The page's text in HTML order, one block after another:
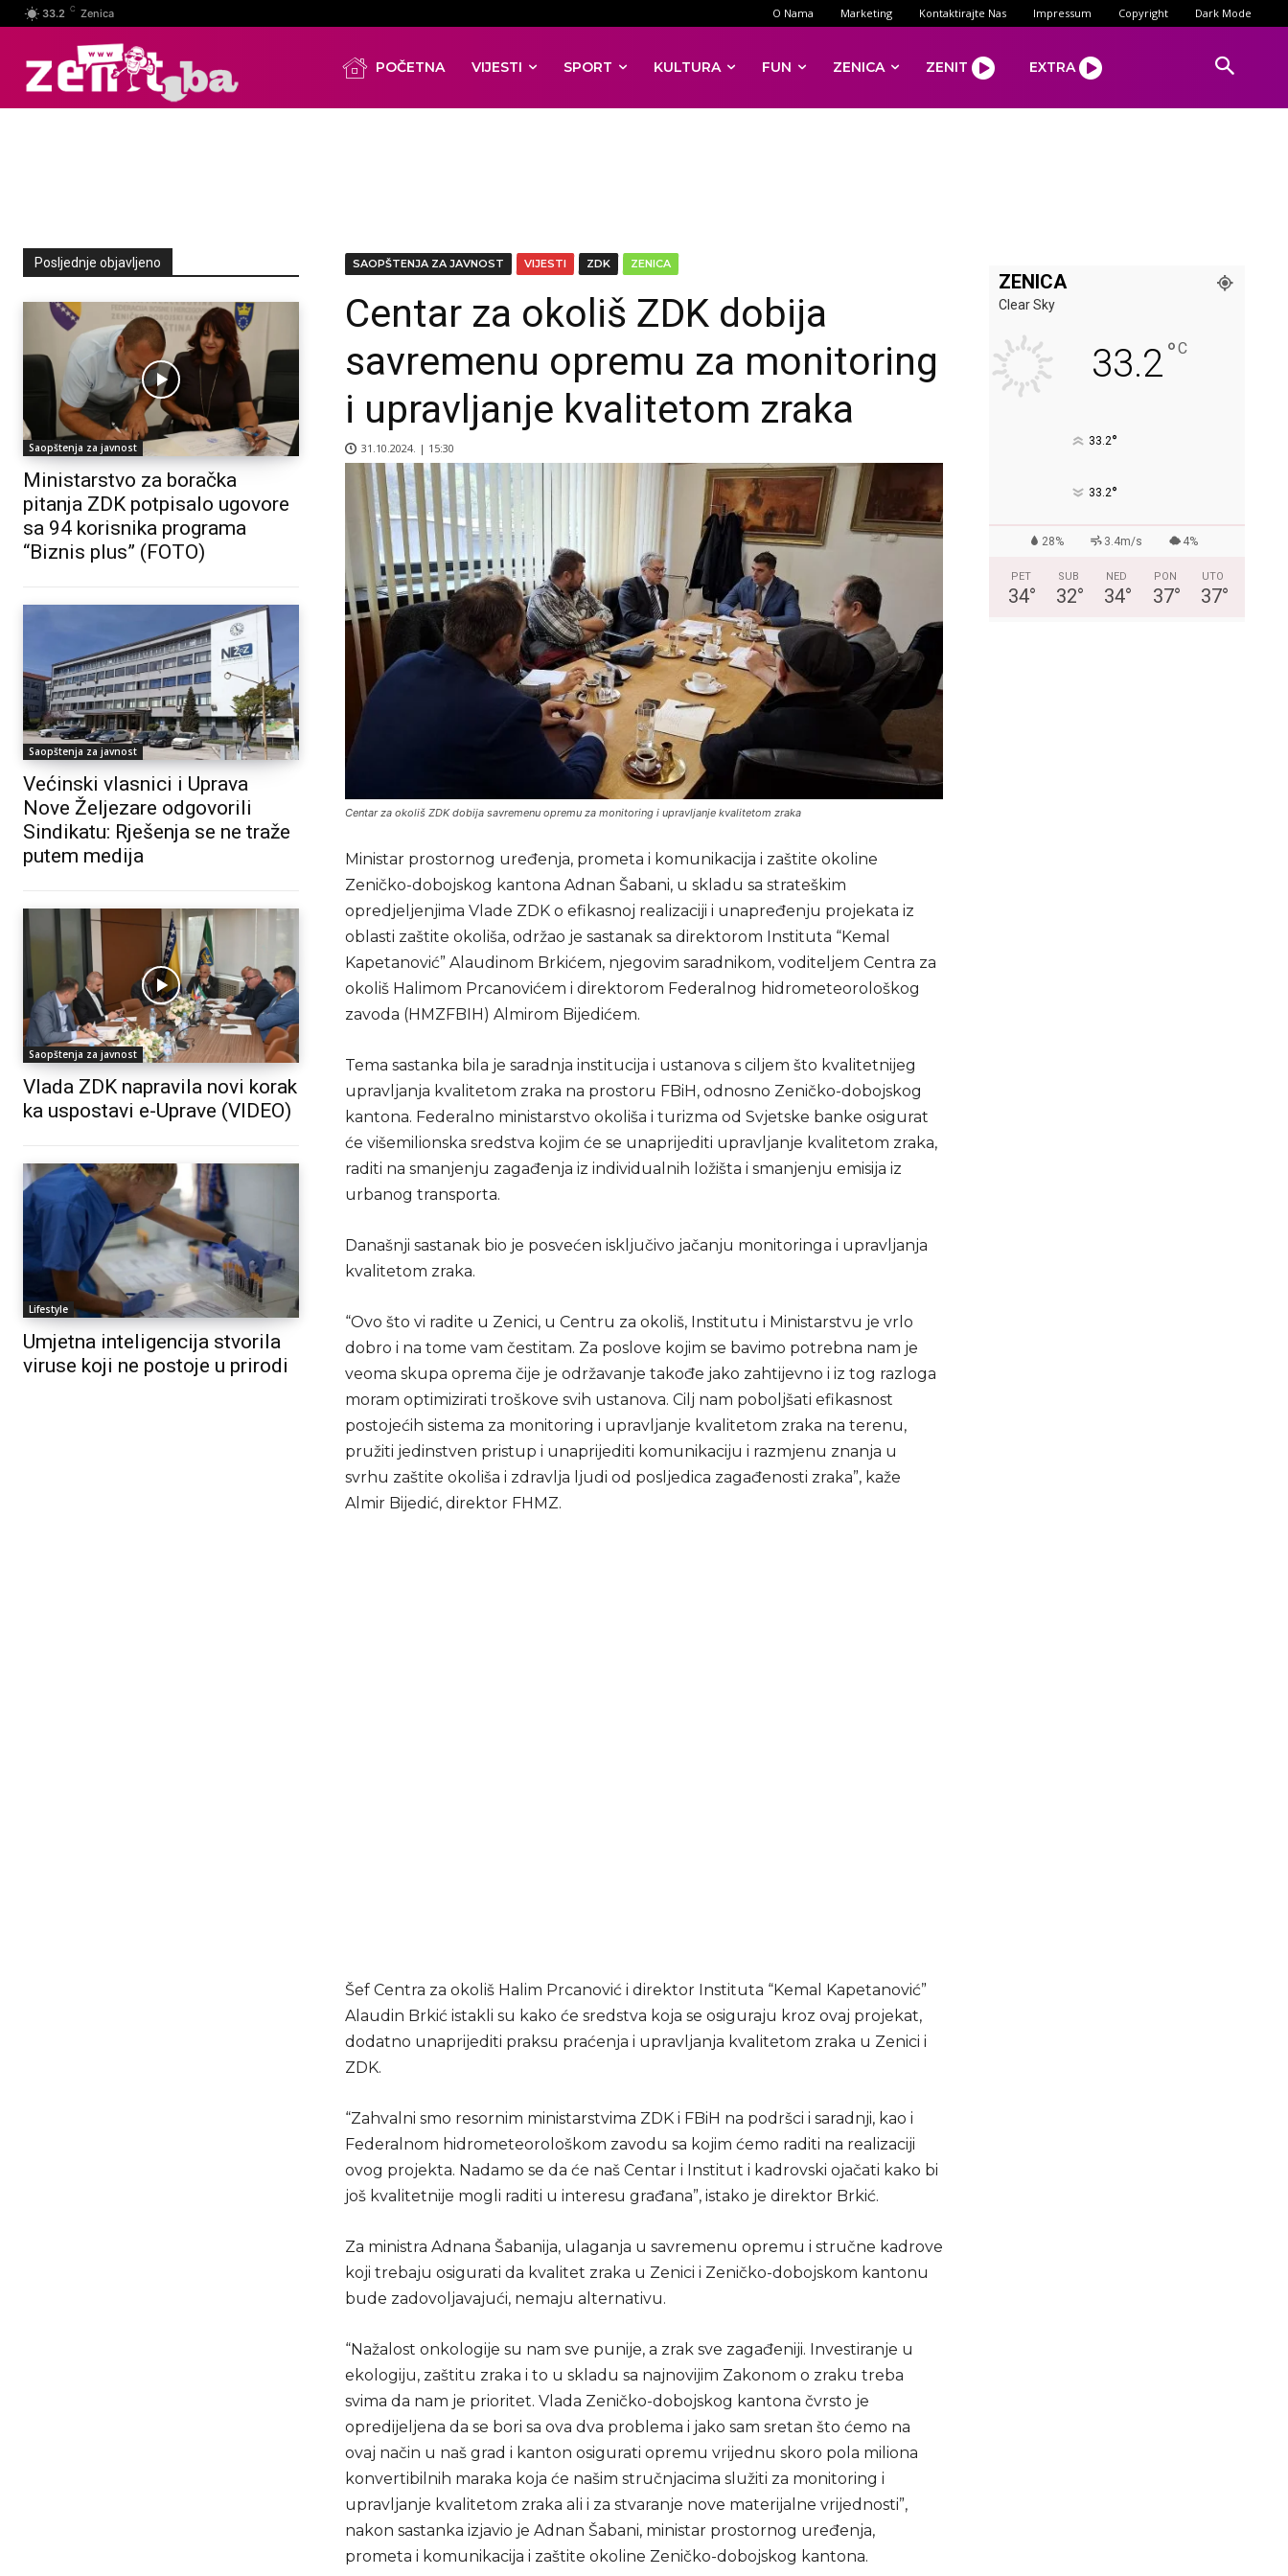
33.2 C Zenica O Nama Marketing Kontaktirajte Nas Impressum Copyright Dark Mode
POČETNA VIJESTI SPORT KULTURA FUN ZENICA ZENIT EXTRA
Posljednje objavljeno
Saopštenja za javnost
Ministarstvo za boračka
pitanja ZDK potpisalo ugovore
sa 94 korisnika programa
“Biznis plus” (FOTO)
Saopštenja za javnost
Većinski vlasnici i Uprava
Nove Željezare odgovorili
Sindikatu: Rješenja se ne traže
putem medija
Saopštenja za javnost
Vlada ZDK napravila novi korak
ka uspostavi e-Uprave (VIDEO)
Lifestyle
Umjetna inteligencija stvorila
viruse koji ne postoje u prirodi
SAOPŠTENJA ZA JAVNOST VIJESTI ZDK ZENICA
Centar za okoliš ZDK dobija
savremenu opremu za monitoring
i upravljanje kvalitetom zraka
31.10.2024. | 15:30
Centar za okoliš ZDK dobija savremenu opremu za monitoring i upravljanje kvalitetom zraka
Ministar prostornog uređenja, prometa i komunikacija i zaštite okoline
Zeničko-dobojskog kantona Adnan Šabani, u skladu sa strateškim
opredjeljenjima Vlade ZDK o efikasnoj realizaciji i unapređenju projekata iz
oblasti zaštite okoliša, održao je sastanak sa direktorom Instituta “Kemal
Kapetanović” Alaudinom Brkićem, njegovim saradnikom, voditeljem Centra za
okoliš Halimom Prcanovićem i direktorom Federalnog hidrometeorološkog
zavoda (HMZFBIH) Almirom Bijedićem.
Tema sastanka bila je saradnja institucija i ustanova s ciljem što kvalitetnijeg
upravljanja kvalitetom zraka na prostoru FBiH, odnosno Zeničko-dobojskog
kantona. Federalno ministarstvo okoliša i turizma od Svjetske banke osigurat
će višemilionska sredstva kojim će se unaprijediti upravljanje kvalitetom zraka,
raditi na smanjenju zagađenja iz individualnih ložišta i smanjenju emisija iz
urbanog transporta.
Današnji sastanak bio je posvećen isključivo jačanju monitoringa i upravljanja
kvalitetom zraka.
“Ovo što vi radite u Zenici, u Centru za okoliš, Institutu i Ministarstvu je vrlo
dobro i na tome vam čestitam. Za poslove kojim se bavimo potrebna nam je
veoma skupa oprema čije je održavanje takođe jako zahtijevno i iz tog razloga
moram optimizirati troškove svih ustanova. Cilj nam poboljšati efikasnost
postojećih sistema za monitoring i upravljanje kvalitetom zraka na terenu,
pružiti jedinstven pristup i unaprijediti komunikaciju i razmjenu znanja u
svrhu zaštite okoliša i zdravlja ljudi od posljedica zagađenosti zraka”, kaže
Almir Bijedić, direktor FHMZ.
Šef Centra za okoliš Halim Prcanović i direktor Instituta “Kemal Kapetanović”
Alaudin Brkić istakli su kako će sredstva koja se osiguraju kroz ovaj projekat,
dodatno unaprijediti praksu praćenja i upravljanja kvalitetom zraka u Zenici i
ZDK.
“Zahvalni smo resornim ministarstvima ZDK i FBiH na podršci i saradnji, kao i
Federalnom hidrometeorološkom zavodu sa kojim ćemo raditi na realizaciji
ovog projekta. Nadamo se da će naš Centar i Institut i kadrovski ojačati kako bi
još kvalitetnije mogli raditi u interesu građana”, istako je direktor Brkić.
Za ministra Adnana Šabanija, ulaganja u savremenu opremu i stručne kadrove
koji trebaju osigurati da kvalitet zraka u Zenici i Zeničko-dobojskom kantonu
bude zadovoljavajući, nemaju alternativu.
“Nažalost onkologije su nam sve punije, a zrak sve zagađeniji. Investiranje u
ekologiju, zaštitu zraka i to u skladu sa najnovijim Zakonom o zraku treba
svima da nam je prioritet. Vlada Zeničko-dobojskog kantona čvrsto je
opredijeljena da se bori sa ova dva problema i jako sam sretan što ćemo na
ovaj način u naš grad i kanton osigurati opremu vrijednu skoro pola miliona
konvertibilnih maraka koja će našim stručnjacima služiti za monitoring i
upravljanje kvalitetom zraka ali i za stvaranje nove materijalne vrijednosti”,
nakon sastanka izjavio je Adnan Šabani, ministar prostornog uređenja,
prometa i komunikacija i zaštite okoline Zeničko-dobojskog kantona.
ZENICA
Clear Sky
33.2°C
33.2°
33.2°
28% 3.4m/s 4%
PET
34°
SUB
32°
NED
34°
PON
37°
UTO
37°